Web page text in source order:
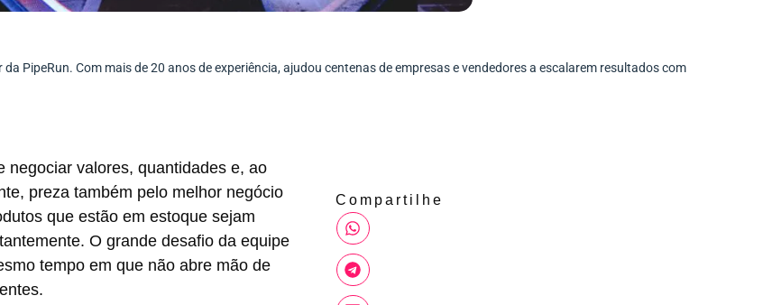
PipeRun. Com mais de 20 anos de experiência, ajudou centenas de empresas e vendedores a escalarem resultados com
negociar valores, quantidades e, ao
preza também pelo melhor negócio
que estão em estoque sejam
O grande desafio da equipe
tempo em que não abre mão de
Compartilhe